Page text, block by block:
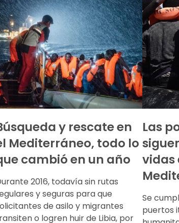
y rescate en
Mediterráneo, todo lo
cambió en un año
2016, todavía sin rutas
y seguras para que
de asilo y migrantes
o logren huir de Libia, por
Las
vidas
Se
puertos